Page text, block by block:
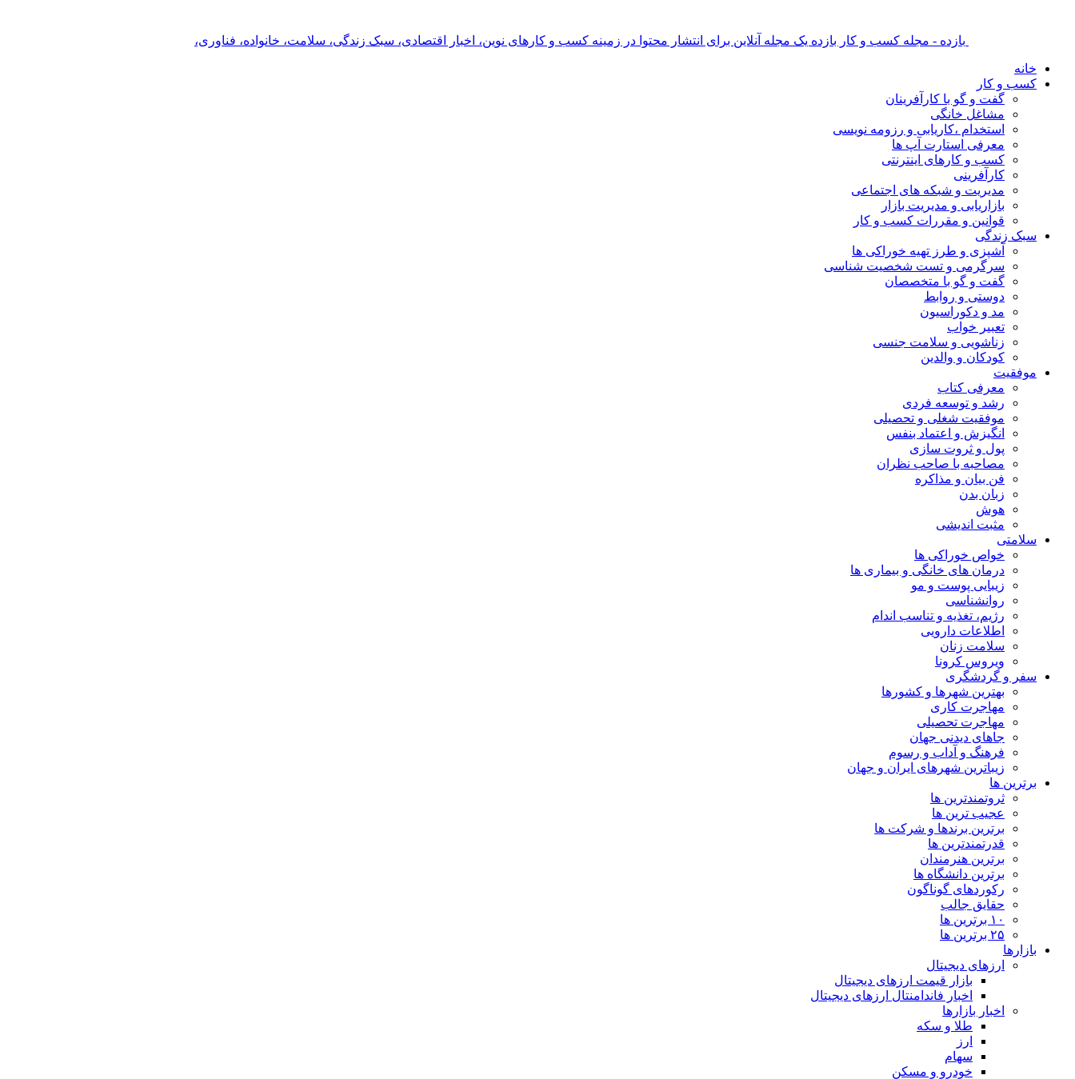
بازده - مجله کسب و کار بازده یک مجله آنلاین برای انتشار محتوا در زمینه کسب و کارهای نوین، اخبار اقتصادی، سبک زندگی، سلامت، خانواده، فناوری،
خانه
کسب و کار
گفت و گو با کارآفرینان
مشاغل خانگی
استخدام ،کاریابی و رزومه نویسی
معرفی استارت آپ ها
کسب و کارهای اینترنتی
کارآفرینی
مدیریت و شبکه های اجتماعی
بازاریابی و مدیریت بازار
قوانین و مقررات کسب و کار
سبک زندگی
آشپزی و طرز تهیه خوراکی ها
سرگرمی و تست شخصیت شناسی
گفت و گو با متخصصان
دوستی و روابط
مد و دکوراسیون
تعبیر خواب
زناشویی و سلامت جنسی
کودکان و والدین
موفقیت
معرفی کتاب
رشد و توسعه فردی
موفقیت شغلی و تحصیلی
انگیزش و اعتماد بنفس
پول و ثروت سازی
مصاحبه با صاحب نظران
فن بیان و مذاکره
زبان بدن
هوش
مثبت اندیشی
سلامتی
خواص خوراکی ها
درمان های خانگی و بیماری ها
زیبایی پوست و مو
روانشناسی
رژیم، تغذیه و تناسب اندام
اطلاعات دارویی
سلامت زنان
ویروس کرونا
سفر و گردشگری
بهترین شهرها و کشورها
مهاجرت کاری
مهاجرت تحصیلی
جاهای دیدنی جهان
فرهنگ و آداب و رسوم
زیباترین شهرهای ایران و جهان
برترین ها
ثروتمندترین ها
عجیب ترین ها
برترین برندها و شرکت ها
قدرتمندترین ها
برترین هنرمندان
برترین دانشگاه ها
رکوردهای گوناگون
حقایق جالب
۱۰ برترین ها
۲۵ برترین ها
بازارها
ارزهای دیجیتال
بازار قیمت ارزهای دیجیتال
اخبار فاندامنتال ارزهای دیجیتال
اخبار بازارها
طلا و سکه
ارز
سهام
خودرو و مسکن